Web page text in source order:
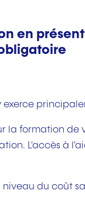
en
exerce
la formation de
L'accès à
niveau du coût